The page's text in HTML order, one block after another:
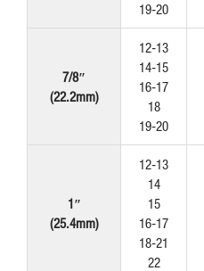
19-20
7/8″
(22.2mm)
12-13
14-15
16-17
18
19-20
1″
(25.4mm)
12-13
14
15
16-17
18-21
22